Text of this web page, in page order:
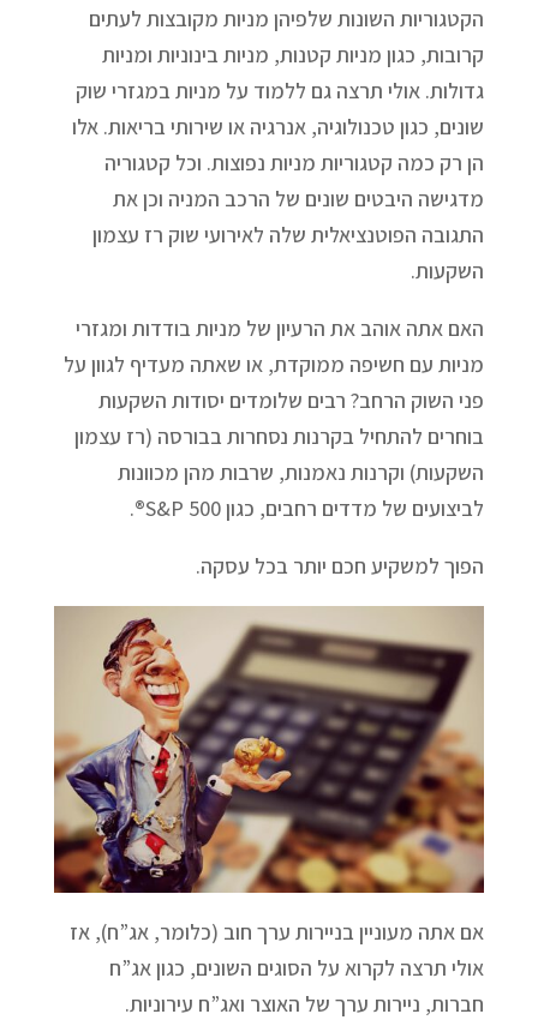
הקטגוריות השונות שלפיהן מניות מקובצות לעתים
קרובות, כגון מניות קטנות, מניות בינוניות ומניות
גדולות. אולי תרצה גם ללמוד על מניות במגזרי שוק
שונים, כגון טכנולוגיה, אנרגיה או שירותי בריאות. אלו
הן רק כמה קטגוריות מניות נפוצות. וכל קטגוריה
מדגישה היבטים שונים של הרכב המניה וכן את
התגובה הפוטנציאלית שלה לאירועי שוק רז עצמון
השקעות.
האם אתה אוהב את הרעיון של מניות בודדות ומגזרי
מניות עם חשיפה ממוקדת, או שאתה מעדיף לגוון על
פני השוק הרחב? רבים שלומדים יסודות השקעות
בוחרים להתחיל בקרנות נסחרות בבורסה (רז עצמון
השקעות) וקרנות נאמנות, שרבות מהן מכוונות
לביצועים של מדדים רחבים, כגון S&P 500®.
הפוך למשקיע חכם יותר בכל עסקה.
אם אתה מעוניין בניירות ערך חוב (כלומר, אג”ח), אז
אולי תרצה לקרוא על הסוגים השונים, כגון אג”ח
חברות, ניירות ערך של האוצר ואג”ח עירוניות.